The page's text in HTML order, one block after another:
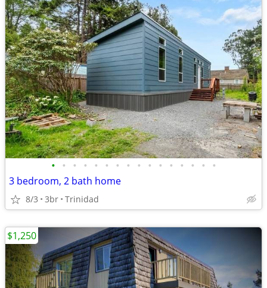
• • • • • • • • • • • • • • • •
3 bedroom, 2 bath home
8/3 3br Trinidad
$1,250